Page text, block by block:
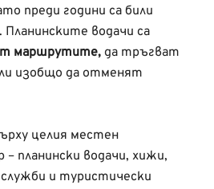
преди години са били
Планинските водачи са
маршрутите,да тръгват
изобщо да отменят
целия местен
планински водачи, хижи,
и туристически